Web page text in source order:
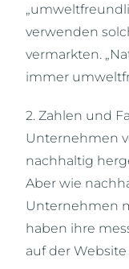
verwenden
vermarkten.
immer
2. Zahlen und
Unternehmen
nachhaltig
Aber wie
Unternehmen
haben ihre
auf der